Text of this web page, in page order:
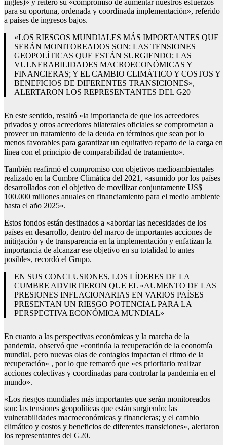
inglés)» y reiteró su «compromiso de aumentar nuestros esfuerzos
para su oportuna, ordenada y coordinada implementación», referido
a países de ingresos bajos.
«LOS RIESGOS MUNDIALES MÁS IMPORTANTES QUE
SERÁN MONITOREADOS SON: LAS TENSIONES
GEOPOLÍTICAS QUE ESTÁN SURGIENDO; LAS
VULNERABILIDADES MACROECONÓMICAS Y
FINANCIERAS; Y EL CAMBIO CLIMÁTICO Y COSTOS Y
BENEFICIOS DE DIFERENTES TRANSICIONES»,
ALERTARON LOS REPRESENTANTES DEL G20
En este sentido, resaltó «la importancia de que los acreedores
privados y otros acreedores bilaterales oficiales se comprometan a
proveer un tratamiento de la deuda en términos que sean por lo
menos favorables para garantizar un equitativo reparto de la carga en
línea con el principio de comparabilidad de tratamiento».
También reafirmó el compromiso con objetivos medioambientales
realizado en la Cumbre Climática del 2021, «asumido por los países
desarrollados con el objetivo de movilizar conjuntamente US$
100.000 millones anuales en financiamiento para el medio ambiente
hasta el año 2025».
Estos fondos están destinados a «abordar las necesidades de los
países en desarrollo, dentro del marco de importantes acciones de
mitigación y de transparencia en la implementación y enfatizan la
importancia de alcanzar ese objetivo en su totalidad lo antes
posible», recordó el Grupo.
EN SUS CONCLUSIONES, LOS LÍDERES DE LA
CUMBRE ADVIRTIERON QUE EL «AUMENTO DE LAS
PRESIONES INFLACIONARIAS EN VARIOS PAÍSES
PRESENTAN UN RIESGO POTENCIAL PARA LA
PERSPECTIVA ECONÓMICA MUNDIAL»
En cuanto a las perspectivas económicas y la marcha de la
pandemia, observó que «continúa la recuperación de la economía
mundial, pero nuevas olas de contagios impactan el ritmo de la
recuperación» , por lo que remarcó que «es prioritario realizar
acciones colectivas y coordinadas para controlar la pandemia en el
mundo».
«Los riesgos mundiales más importantes que serán monitoreados
son: las tensiones geopolíticas que están surgiendo; las
vulnerabilidades macroeconómicas y financieras; y el cambio
climático y costos y beneficios de diferentes transiciones», alertaron
los representantes del G20.